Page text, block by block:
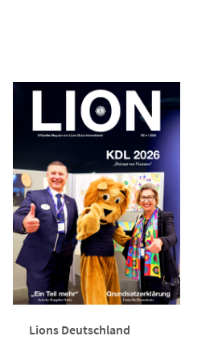
Lions Deutschland